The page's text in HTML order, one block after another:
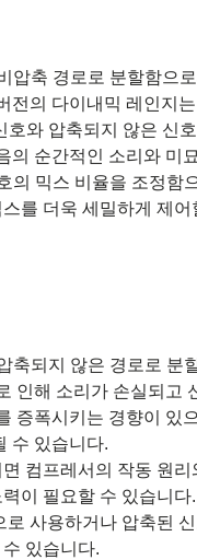
압축 경로로 분할함으
전의 다이내믹 레인지
호와 압축되지 않은 신
의 순간적인 소리와
의 믹스 비율을 조정함
를 더욱 세밀하게 제어
축되지 않은 경로로 분
인해 소리가 손실되고
증폭시키는 경향이 있
수 있습니다.
컴프레서의 작동 원
이 필요할 수 있습니다.
로 사용하거나 압축된
있습니다.